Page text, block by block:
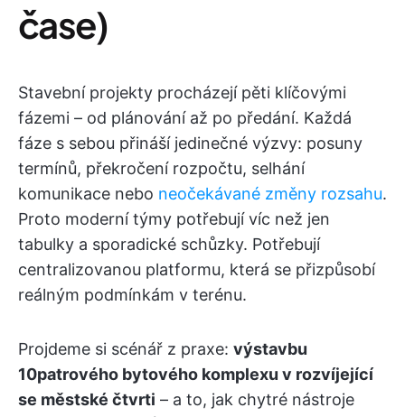
čase)
Stavební projekty procházejí pěti klíčovými
fázemi – od plánování až po předání. Každá
fáze s sebou přináší jedinečné výzvy: posuny
termínů, překročení rozpočtu, selhání
komunikace nebo neočekávané změny rozsahu.
Proto moderní týmy potřebují víc než jen
tabulky a sporadické schůzky. Potřebují
centralizovanou platformu, která se přizpůsobí
reálným podmínkám v terénu.
Projdeme si scénář z praxe: výstavbu
10patrového bytového komplexu v rozvíjející
se městské čtvrti – a to, jak chytré nástroje